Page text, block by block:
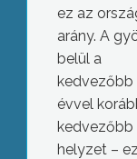
ez az
arány. A
belül a
kedvezőbb
évvel
kedvezőbb
helyzet –